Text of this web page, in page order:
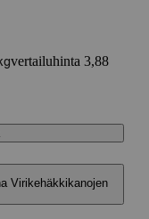
vertailuhinta 3,88
Virikehäkkikanojen